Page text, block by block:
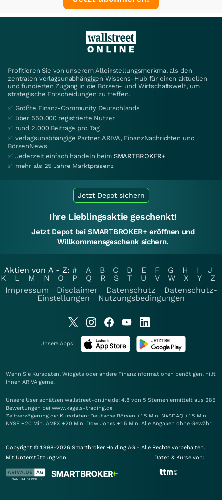
Profitieren Sie von unserem Alleinstellungsmerkmal als den
zentralen verlagsunabhängigen Wissens-Hub für einen aktuellen
und fundierten Zugang in die Börsen- und Wirtschaftswelt, um
strategische Entscheidungen zu treffen.
✅ Größte Finanz-Community Deutschlands
✅ über 550.000 registrierte Nutzer
✅ rund 2.000 Beiträge pro Tag
✅ verlagsunabhängige Partner ARIVA, FinanzNachrichten und
BörsenNews
✅ Jederzeit einfach handeln beim SMARTBROKER+
✅ mehr als 25 Jahre Marktpräsenz
Jetzt Depot sichern
Ihre Lieblingsaktie geschenkt!
Jetzt Depot bei SMARTBROKER+ eröffnen und
Willkommensgeschenk sichern.
Aktien von A - Z: # A B C D E F G H I
J
K
L M N O P Q R S T U V W X Y
Z
Impressum
Disclaimer Datenschutz
Datenschutz-
Einstellungen
Nutzungsbedingungen
Unsere Apps:
Wenn Sie Kursdaten, Widgets oder andere Finanzinformationen benötigen, hilft
Ihnen ARIVA gerne.
Unsere User schätzen wallstreet-online.de: 4.8 von 5 Sternen ermittelt aus 285
Bewertungen bei www.kagels-trading.de
Zeitverzögerung der Kursdaten: Deutsche Börsen +15 Min. NASDAQ +15 Min.
NYSE +20 Min. AMEX +20 Min. Dow Jones +15 Min. Alle Angaben ohne Gewähr.
Copyright © 1998-2026 Smartbroker Holding AG - Alle Rechte vorbehalten.
Mit Unterstützung von:
Daten & Kurse von: